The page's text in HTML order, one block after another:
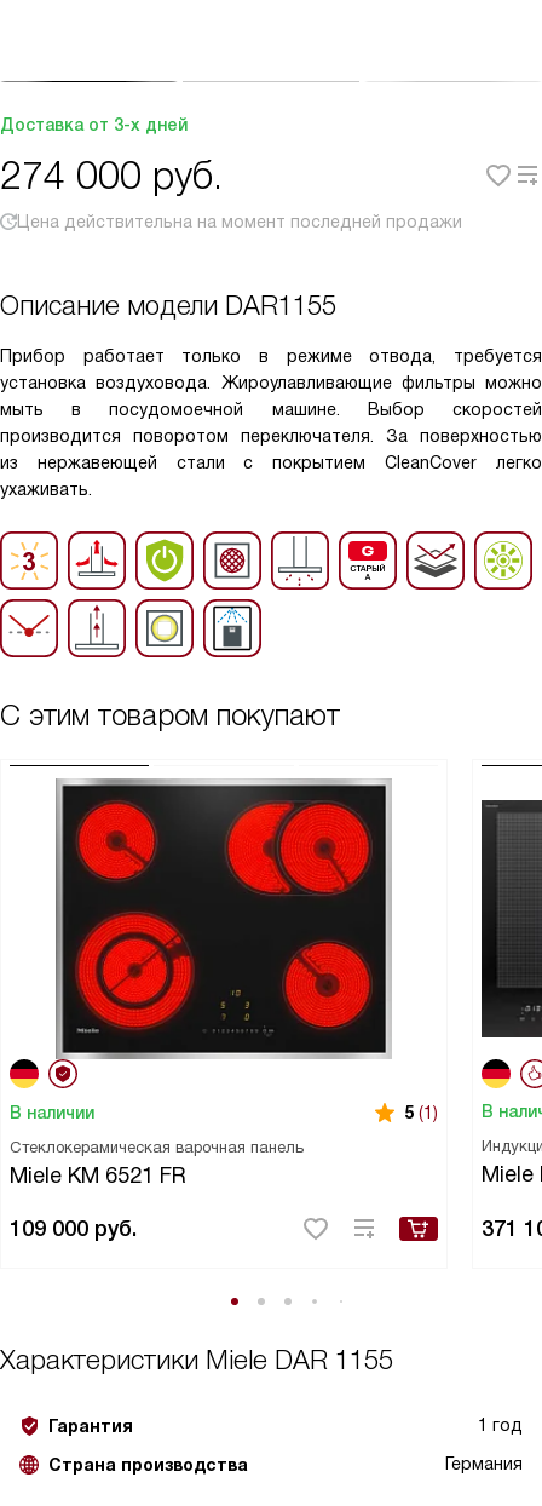
Доставка от 3-х дней
274 000 руб.
Цена действительна на момент последней продажи
Описание модели DAR1155
Прибор работает только в режиме отвода, требуется
установка воздуховода. Жироулавливающие фильтры можно
мыть в посудомоечной машине. Выбор скоростей
производится поворотом переключателя. За поверхностью
из нержавеющей стали с покрытием CleanCover легко
ухаживать.
С этим товаром покупают
В наличии 5 (1)
Стеклокерамическая варочная панель
Miele KM 6521 FR
109 000 руб.
В
Miele
371
Характеристики Miele DAR 1155
Гарантия 1 год
Страна производства Германия